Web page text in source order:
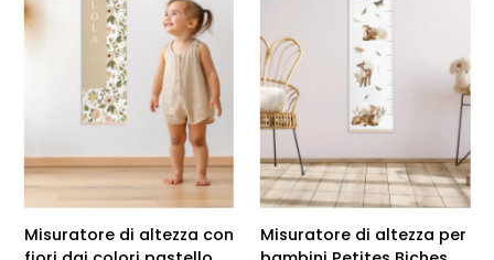
Misuratore di altezza con
Misuratore di altezza per